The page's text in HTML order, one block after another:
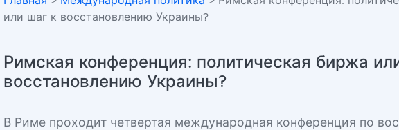
или шаг к восстановлению Украины?
Римская конференция: политическая биржа
восстановлению Украины?
В Риме проходит четвертая международная конференция по